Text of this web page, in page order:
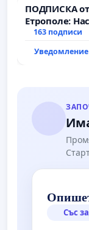
ПОДПИСКА
Етрополе:
гаранции от
всички
163 подписи
Уведомление
Със